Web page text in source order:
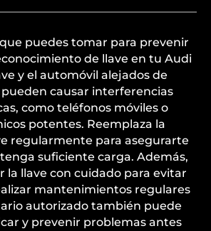
puedes tomar para prevenir
de llave en tu Audi
y el automóvil alejados de
causar interferencias
como teléfonos móviles o
potentes. Reemplaza la
regularmente para asegurarte
suficiente carga. Además,
la llave con cuidado para evitar
mantenimientos regulares
autorizado también puede
y prevenir problemas antes